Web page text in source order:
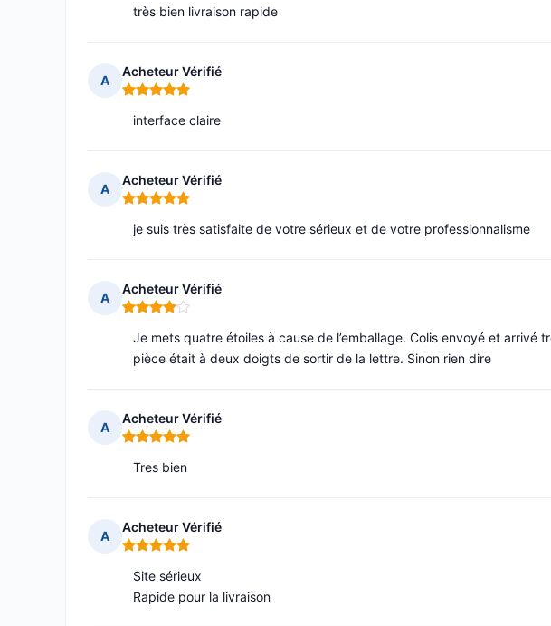
très bien livraison rapide
A
Acheteur Vérifié
Note : 5 sur 5
interface claire
A
Acheteur Vérifié
Note : 5 sur 5
je suis très satisfaite de votre sérieux et de votre professionnalisme
A
Acheteur Vérifié
Note : 4 sur 5
Je mets quatre étoiles à cause de l’emballage. Colis envoyé et arrivé
pièce était à deux doigts de sortir de la lettre. Sinon rien dire
A
Acheteur Vérifié
Note : 5 sur 5
Tres bien
A
Acheteur Vérifié
Note : 5 sur 5
Site sérieux
Rapide pour la livraison